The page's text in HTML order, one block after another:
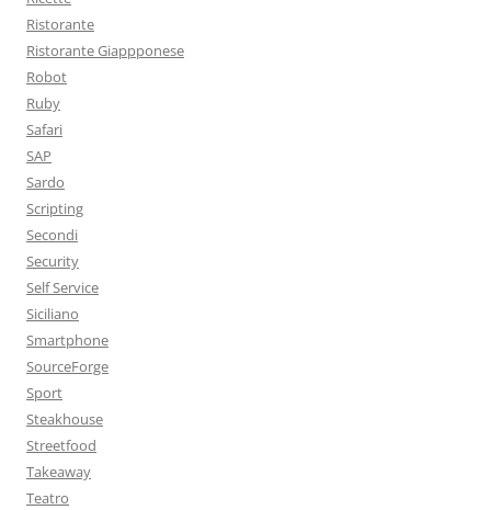
Ristorante
Ristorante Giappponese
Robot
Ruby
Safari
SAP
Sardo
Scripting
Secondi
Security
Self Service
Siciliano
Smartphone
SourceForge
Sport
Steakhouse
Streetfood
Takeaway
Teatro